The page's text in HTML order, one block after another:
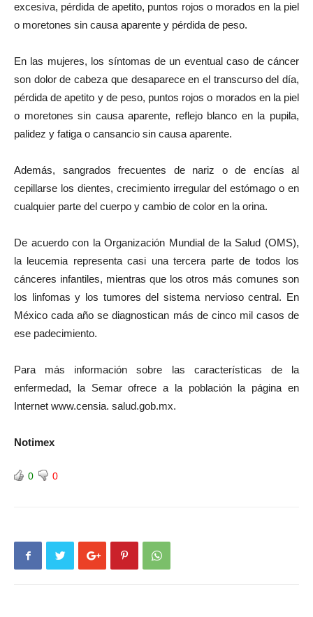
excesiva, pérdida de apetito, puntos rojos o morados en la piel
o moretones sin causa aparente y pérdida de peso.
En las mujeres, los síntomas de un eventual caso de cáncer
son dolor de cabeza que desaparece en el transcurso del día,
pérdida de apetito y de peso, puntos rojos o morados en la piel
o moretones sin causa aparente, reflejo blanco en la pupila,
palidez y fatiga o cansancio sin causa aparente.
Además, sangrados frecuentes de nariz o de encías al
cepillarse los dientes, crecimiento irregular del estómago o en
cualquier parte del cuerpo y cambio de color en la orina.
De acuerdo con la Organización Mundial de la Salud (OMS),
la leucemia representa casi una tercera parte de todos los
cánceres infantiles, mientras que los otros más comunes son
los linfomas y los tumores del sistema nervioso central. En
México cada año se diagnostican más de cinco mil casos de
ese padecimiento.
Para más información sobre las características de la
enfermedad, la Semar ofrece a la población la página en
Internet www.censia. salud.gob.mx.
Notimex
0 0